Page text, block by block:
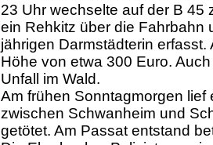
23 Uhr wechselte auf der B
ein Rehkitz über die Fahrbahn
jährigen Darmstädterin
Höhe von etwa 300 Euro.
Unfall im Wald.
Am frühen Sonntagmorgen
zwischen Schwanheim und
getötet. Am Passat entstand